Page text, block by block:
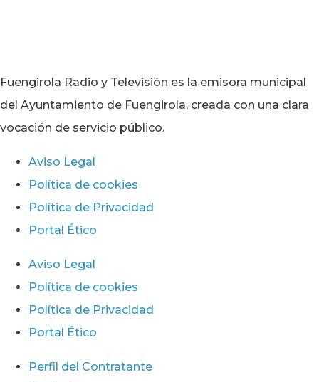
Fuengirola Radio y Televisión es la emisora municipal
del Ayuntamiento de Fuengirola, creada con una clara
vocación de servicio público.
Aviso Legal
Política de cookies
Política de Privacidad
Portal Ético
Aviso Legal
Política de cookies
Política de Privacidad
Portal Ético
Perfil del Contratante